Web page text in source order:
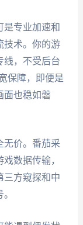
是专业加速和
技术。你的游
线，不受后台
保障，即便是
面也稳如磐
无价。番茄采
数据传输，
三方窥探和中